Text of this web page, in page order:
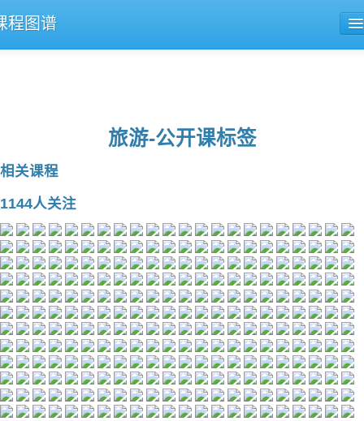
程图谱
旅游-公开课标签
相关课程
1144人关注